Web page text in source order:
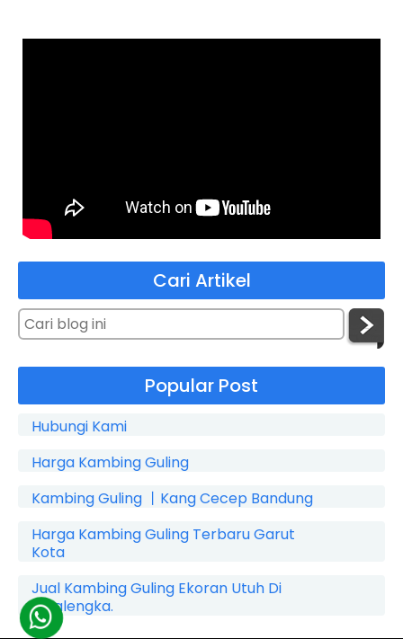
Cari Artikel
Popular Post
Hubungi Kami
Harga Kambing Guling
Kambing Guling 丨Kang Cecep Bandung
Harga Kambing Guling Terbaru Garut
Kota
Jual Kambing Guling Ekoran Utuh Di
Cicalengka.